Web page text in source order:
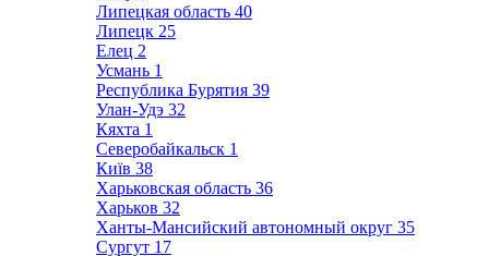
Липецкая область 40
Липецк 25
Елец 2
Усмань 1
Республика Бурятия 39
Улан-Удэ 32
Кяхта 1
Северобайкальск 1
Київ 38
Харьковская область 36
Харьков 32
Ханты-Мансийский автономный округ 35
Сургут 17